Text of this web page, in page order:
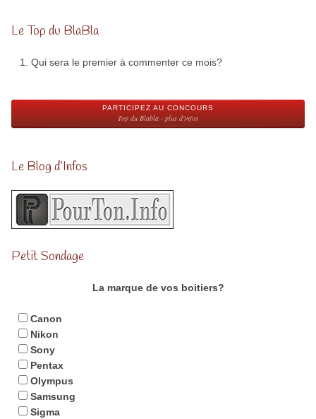
Le Top du BlaBla
Qui sera le premier à commenter ce mois?
PARTICIPEZ AU CONCOURS
Top du Blabla - plus d'infos
Le Blog d’Infos
Petit Sondage
La marque de vos boitiers?
Canon
Nikon
Sony
Pentax
Olympus
Samsung
Sigma